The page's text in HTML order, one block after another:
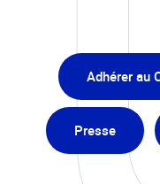
Adhérer au
Presse